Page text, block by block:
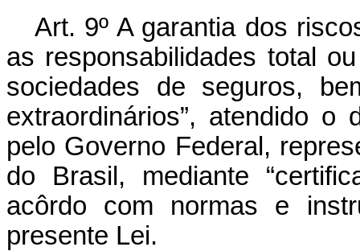
Art. 9º A garantia dos
as responsabilidades total
sociedades de seguros,
extraordinários”, atendido
pelo Governo Federal,
do Brasil, mediante
acôrdo com normas e
presente Lei.